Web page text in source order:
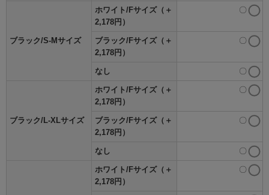
ブラック/S-Mサイズ
ホワイト/Fサイズ（＋
2,178円）
〇
ブラック/Fサイズ（＋
2,178円）
〇
なし 〇
ブラック/L-XLサイズ
ホワイト/Fサイズ（＋
2,178円）
〇
ブラック/Fサイズ（＋
2,178円）
〇
なし 〇
ホワイト/Fサイズ（＋
2,178円）
〇